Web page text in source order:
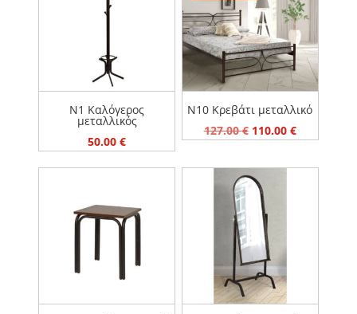
N1 Καλόγερος
μεταλλικός
50.00€
N10 Κρεβάτι μεταλλικό
127.00€ Original
was:
127.00 €.
110.00 €Η
τιμή